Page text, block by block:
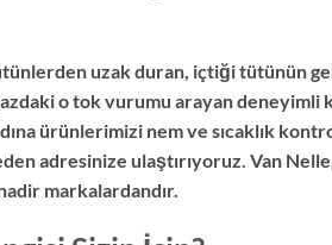
uzak duran, içtiği tütünün
o tok vurumu arayan deneyimli
ürünlerimizi nem ve sıcaklık
adresinize ulaştırıyoruz. Van
markalardandır.